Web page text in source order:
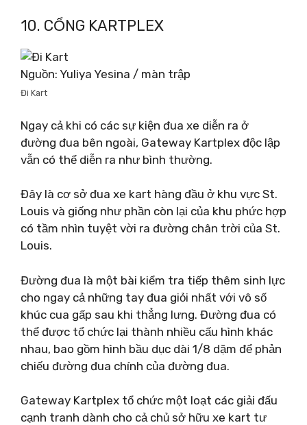
10. CỔNG KARTPLEX
Nguồn: Yuliya Yesina / màn trập
Đi Kart
Ngay cả khi có các sự kiện đua xe diễn ra ở
đường đua bên ngoài, Gateway Kartplex độc lập
vẫn có thể diễn ra như bình thường.
Đây là cơ sở đua xe kart hàng đầu ở khu vực St.
Louis và giống như phần còn lại của khu phức hợp
có tầm nhìn tuyệt vời ra đường chân trời của St.
Louis.
Đường đua là một bài kiểm tra tiếp thêm sinh lực
cho ngay cả những tay đua giỏi nhất với vô số
khúc cua gấp sau khi thẳng lưng. Đường đua có
thể được tổ chức lại thành nhiều cấu hình khác
nhau, bao gồm hình bầu dục dài 1/8 dặm để phản
chiếu đường đua chính của đường đua.
Gateway Kartplex tổ chức một loạt các giải đấu
cạnh tranh dành cho cả chủ sở hữu xe kart tư